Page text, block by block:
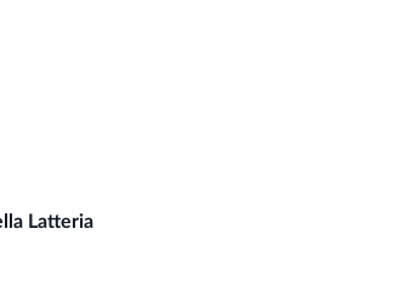
Latteria
informazioni, offerte esclusive e news per